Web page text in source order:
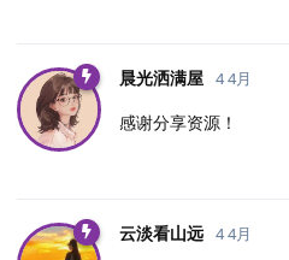
晨光洒满屋 4 4月
感谢分享资源！
云淡看山远 4 4月